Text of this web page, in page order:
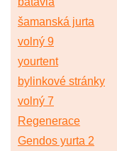
šamanská jurta
volný 9
yourtent
bylinkové stránky
volný 7
Regenerace
Gendos yurta 2